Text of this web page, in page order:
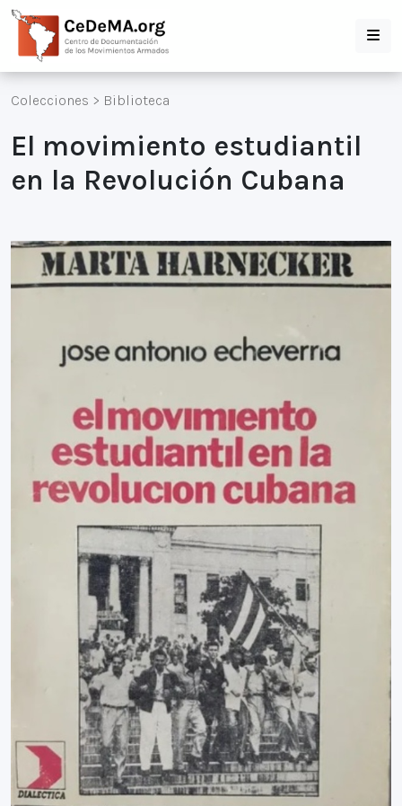
Colecciones > Biblioteca
El movimiento estudiantil
en la Revolución Cubana